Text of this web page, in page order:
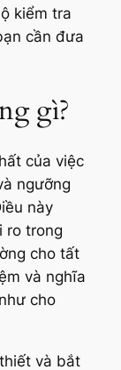
kiểm tra
cần đưa
gì?
của việc
ngưỡng
này
ro trong
cho tất
và nghĩa
cho
và bắt